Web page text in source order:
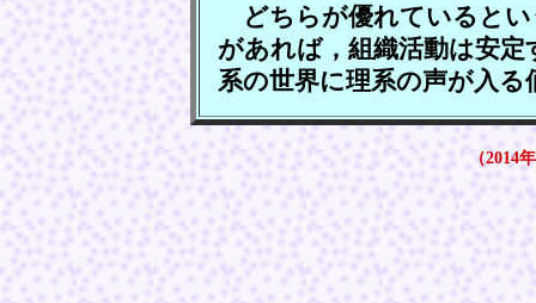
どちらが優れているとい
があれば，組織活動は安
系の世界に理系の声が入
（2014